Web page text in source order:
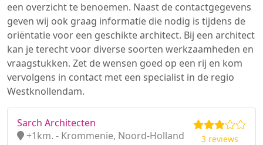
een overzicht te benoemen. Naast de contactgegevens
geven wij ook graag informatie die nodig is tijdens de
oriëntatie voor een geschikte architect. Bij een architect
kan je terecht voor diverse soorten werkzaamheden en
vraagstukken. Zet de wensen goed op een rij en kom
vervolgens in contact met een specialist in de regio
Westknollendam.
Sarch Architecten
+1km. - Krommenie, Noord-Holland
3 reviews